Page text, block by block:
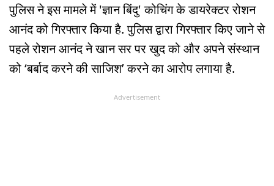
पुलिस ने इस मामले में 'ज्ञान बिंदु' कोचिंग के डायरेक्टर रोशन
आनंद को गिरफ्तार किया है. पुलिस द्वारा गिरफ्तार किए जाने से
पहले रोशन आनंद ने खान सर पर खुद को और अपने संस्थान
को ‘बर्बाद करने की साजिश’ करने का आरोप लगाया है.
Advertisement